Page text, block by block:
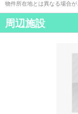
物件所在地とは異なる場合が
周辺施設